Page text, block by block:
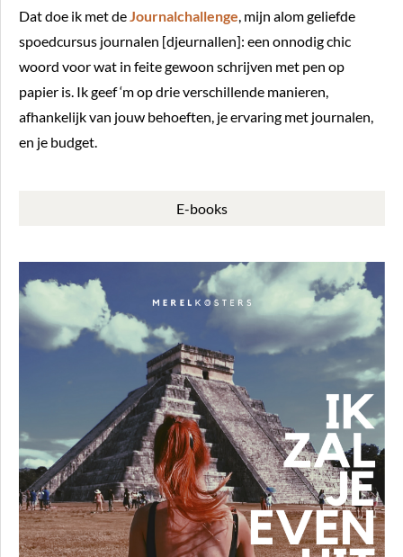
Dat doe ik met de Journalchallenge , mijn alom geliefde
spoedcursus journalen [djeurnallen]: een onnodig chic
woord voor wat in feite gewoon schrijven met pen op
papier is. Ik geef ‘m op drie verschillende manieren,
afhankelijk van jouw behoeften, je ervaring met journalen,
en je budget.
E-books